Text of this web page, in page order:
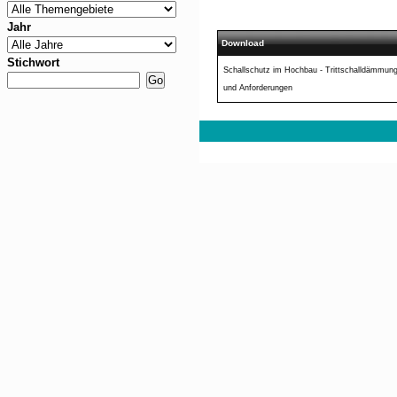
Jahr
Stichwort
Download
Schallschutz im Hochbau -
und Anforderungen